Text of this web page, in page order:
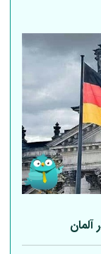
آلمان